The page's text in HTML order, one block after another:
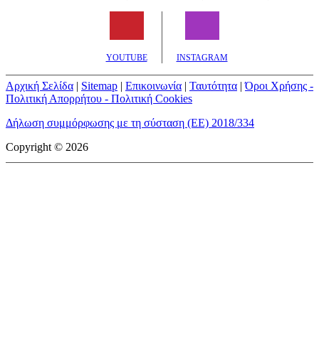
YOUTUBE INSTAGRAM
Αρχική Σελίδα | Sitemap | Επικοινωνία | Ταυτότητα |Όροι Χρήσης -
Πολιτική Απορρήτου - Πολιτική Cookies
Δήλωση συμμόρφωσης με τη σύσταση (ΕΕ) 2018/334
Copyright © 2026